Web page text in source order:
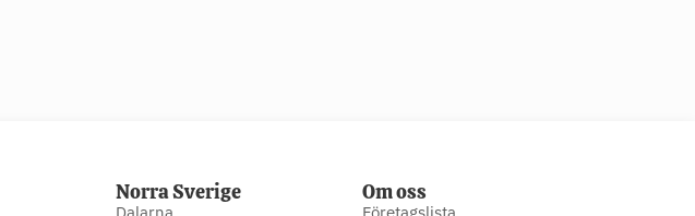
Norra Sverige Om oss